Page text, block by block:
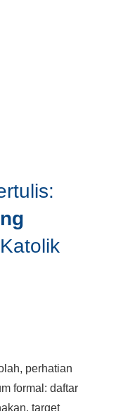
perhatian
formal: daftar
target